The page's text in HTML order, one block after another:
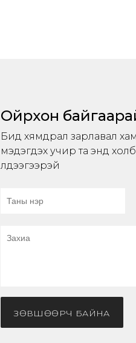
Ойрхон
Бид хямдрал зарлавал
мэдэгдэх учир та энд
үлдээгээрэй
ЗӨВШӨӨРЧ БАЙНА